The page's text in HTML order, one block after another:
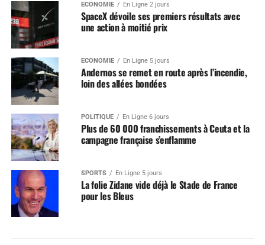
ÉCONOMIE En Ligne 2 jours
SpaceX dévoile ses premiers résultats avec
une action à moitié prix
ÉCONOMIE En Ligne 5 jours
Andernos se remet en route après l’incendie,
loin des allées bondées
POLITIQUE En Ligne 6 jours
Plus de 60 000 franchissements à Ceuta et la
campagne française s’enflamme
SPORTS En Ligne 5 jours
La folie Zidane vide déjà le Stade de France
pour les Bleus